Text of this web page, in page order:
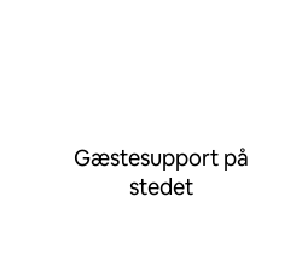
Gæstesupport på
stedet